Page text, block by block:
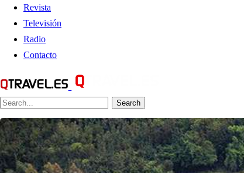
Revista
Televisión
Radio
Contacto
Search